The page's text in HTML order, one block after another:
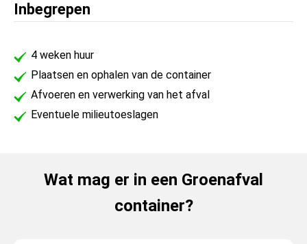
Inbegrepen
4 weken huur
Plaatsen en ophalen van de container
Afvoeren en verwerking van het afval
Eventuele milieutoeslagen
Wat mag er in een Groenafval
container?